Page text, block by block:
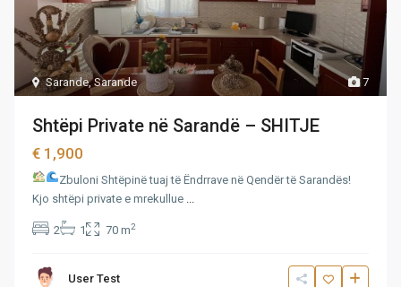
7
Sarande,Sarande
Shtëpi Private në Sarandë – SHITJE
€ 1,900
Zbuloni Shtëpinë tuaj të Ëndrrave në Qendër të Sarandës!
Kjo shtëpi private e mrekullue ...
2 1 70 m2
User Test